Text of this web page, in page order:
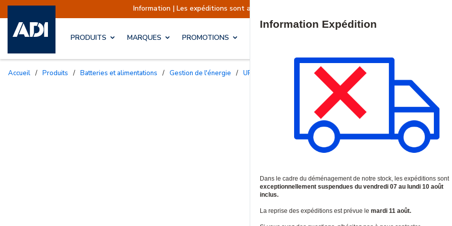
Information | Les expéditions sont actuellement suspendues Reprise
PRODUITS MARQUES PROMOTIONS
Accueil / Produits / Batteries et alimentations / Gestion de l'énergie / UPS